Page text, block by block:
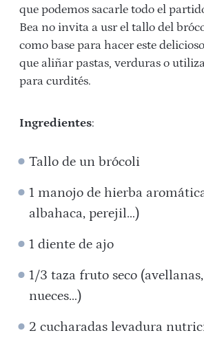
que podemos sacarle todo el
Bea no invita a usr el tallo del
como base para hacer este
que aliñar pastas, verduras o
para curdités.
Ingredientes:
Tallo de un brócoli
1 manojo de hierba
albahaca, perejil…)
1 diente de ajo
1/3 taza fruto seco
nueces…)
2 cucharadas levadura